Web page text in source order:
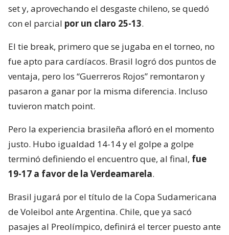
set y, aprovechando el desgaste chileno, se quedó
con el parcial por un claro 25-13.
El tie break, primero que se jugaba en el torneo, no
fue apto para cardíacos. Brasil logró dos puntos de
ventaja, pero los “Guerreros Rojos” remontaron y
pasaron a ganar por la misma diferencia. Incluso
tuvieron match point.
Pero la experiencia brasileña afloró en el momento
justo. Hubo igualdad 14-14 y el golpe a golpe
terminó definiendo el encuentro que, al final, fue
19-17 a favor de la Verdeamarela.
Brasil jugará por el título de la Copa Sudamericana
de Voleibol ante Argentina. Chile, que ya sacó
pasajes al Preolímpico, definirá el tercer puesto ante